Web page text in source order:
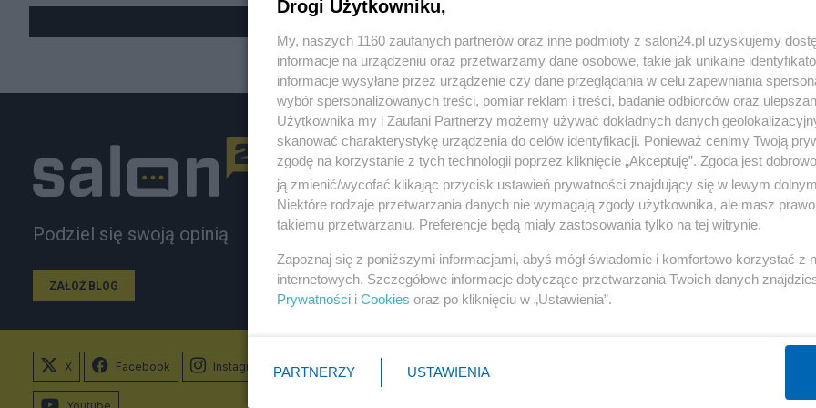
Podziel się swoją opinią
ZAŁÓŻ BLOG
Polityka
PiS
Rząd
NATO
KO
Gospodarka
Biznes
Pieniądze
Centralny Port Komunikacyjny
Inwestycje
Podatki
X Facebook Instagram
Youtube
Drogi Użytkowniku,
My, naszych 1160 zaufanych partnerów oraz inne podmioty z salon24.pl uzyskujemy
informacje na urządzeniu oraz przetwarzamy dane osobowe, takie jak unikalne
informacje wysyłane przez urządzenie czy dane przeglądania w celu zapewniania
wybór spersonalizowanych treści, pomiar reklam i treści, badanie odbiorców oraz
Użytkownika my i Zaufani Partnerzy możemy używać dokładnych danych
skanować charakterystykę urządzenia do celów identyfikacji. Ponieważ cenimy Twoją
zgodę na korzystanie z tych technologii poprzez kliknięcie „Akceptuję”. Zgoda jest
ją zmienić/wycofać klikając przycisk ustawień prywatności znajdujący się w lewym
Niektóre rodzaje przetwarzania danych nie wymagają zgody użytkownika, ale masz
takiemu przetwarzaniu. Preferencje będą miały zastosowania tylko na tej witrynie.
Zapoznaj się z poniższymi informacjami, abyś mógł świadomie i komfortowo korzystać z
internetowych. Szczegółowe informacje dotyczące przetwarzania Twoich danych
Prywatności i Cookies oraz po kliknięciu w „Ustawienia”.
PARTNERZY USTAWIENIA